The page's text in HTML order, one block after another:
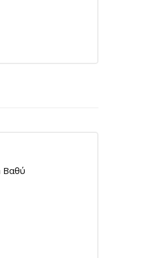
Βαθύ